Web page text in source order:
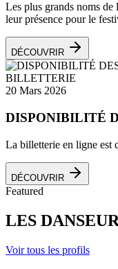
Les plus grands noms
leur présence pour le
DÉCOUVRIR
BILLETTERIE
20 Mars 2026
DISPONIBILITÉ
La billetterie en ligne est
DÉCOUVRIR
Featured
LES
Voir tous les profils